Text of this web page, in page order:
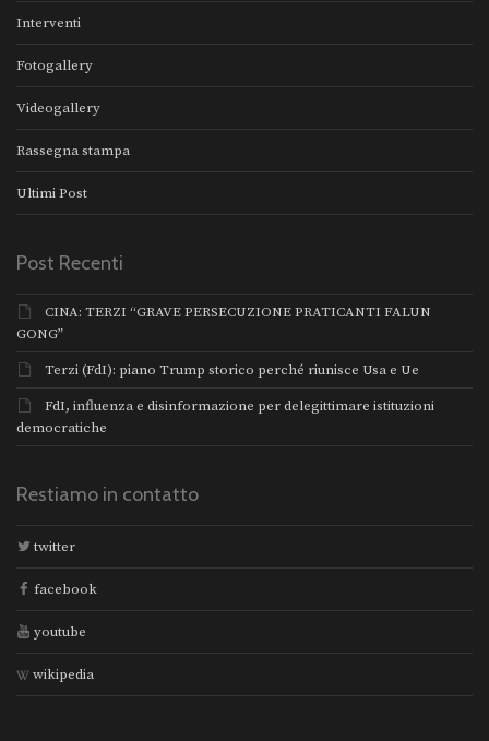
Interventi
Fotogallery
Videogallery
Rassegna stampa
Ultimi Post
Post Recenti
CINA: TERZI “GRAVE PERSECUZIONE PRATICANTI FALUN
GONG”
Terzi (FdI): piano Trump storico perché riunisce Usa e Ue
FdI, influenza e disinformazione per delegittimare istituzioni
democratiche
Restiamo in contatto
twitter
facebook
youtube
wikipedia